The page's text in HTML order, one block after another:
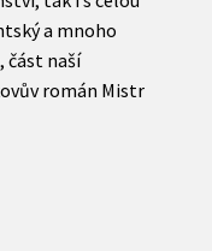
a mnoho
část naší
román Mistr